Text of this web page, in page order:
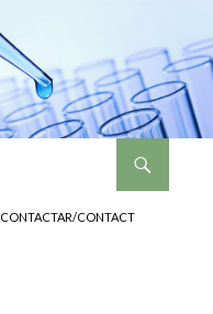
CONTACTAR/CONTACT